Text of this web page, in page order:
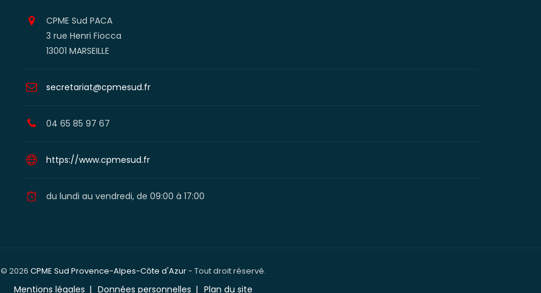
CPME Sud PACA
3 rue Henri Fiocca
13001 MARSEILLE
secretariat@cpmesud.fr
04 65 85 97 67
https://www.cpmesud.fr
du lundi au vendredi, de 09:00 à 17:00
© 2026 CPME Sud Provence-Alpes-Côte d'Azur- Tout droit réservé.
Mentions légales Données personnelles Plan du site